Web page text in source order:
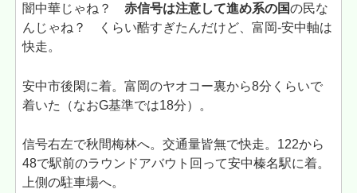
闇中華じゃね？赤信号は注意して進め系の国の民な
んじゃね？ くらい酷すぎたんだけど、富岡-安中軸は
快走。
安中市後閑に着。富岡のヤオコー裏から8分くらいで
着いた（なおG基準では18分）。
信号右左で秋間梅林へ。交通量皆無で快走。122から
48で駅前のラウンドアバウト回って安中榛名駅に着。
上側の駐車場へ。